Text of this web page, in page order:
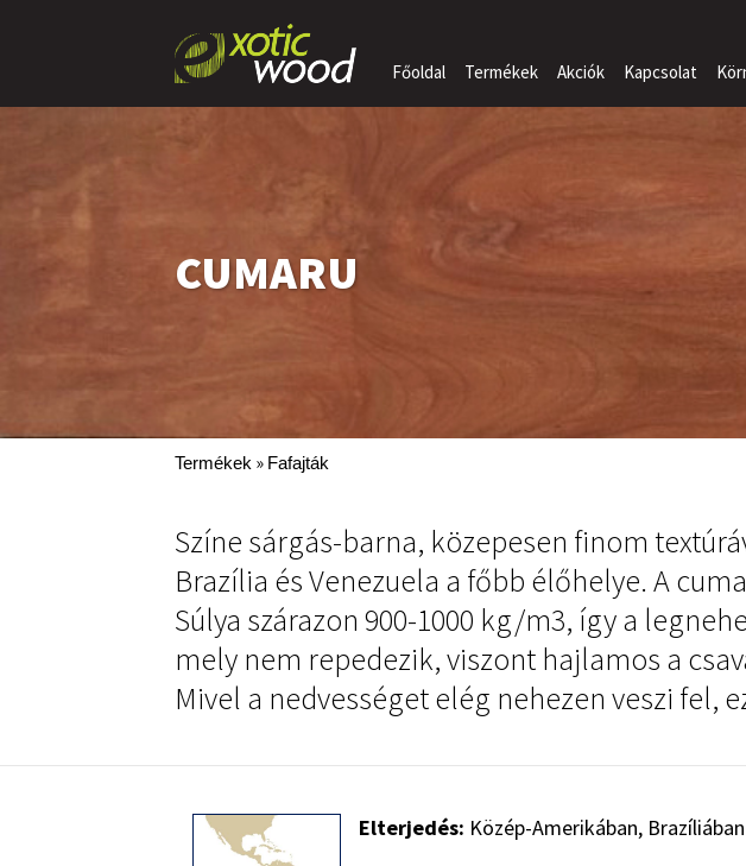
Főoldal Termékek Akciók Kapcsolat
CUMARU
Termékek » Fafajták
Színe sárgás-barna, közepesen finom
Brazília és Venezuela a főbb élőhelye. A
Súlya szárazon 900-1000 kg/m3, így a
mely nem repedezik, viszont hajlamos a
Mivel a nedvességet elég nehezen veszi
Elterjedés: Közép-Amerikában,